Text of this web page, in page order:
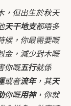
，但出生於秋天
天干地支都唔多
候，你最需要嘅
金，減少對木嘅
你嘅五行就係
或者流年，其天
你嘅用神，你就